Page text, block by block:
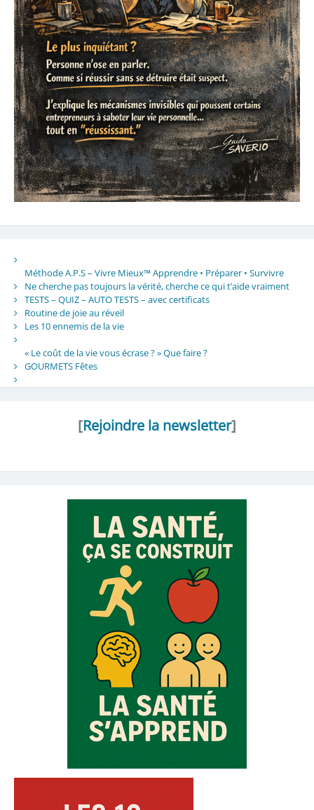
Méthode A.P.S – Vivre Mieux™ Apprendre • Préparer • Survivre
Ne cherche pas toujours la vérité, cherche ce qui t’aide vraiment
TESTS – QUIZ – AUTO TESTS – avec certificats
Routine de joie au réveil
Les 10 ennemis de la vie
« Le coût de la vie vous écrase ? » Que faire ?
GOURMETS Fêtes
[Rejoindre la newsletter]